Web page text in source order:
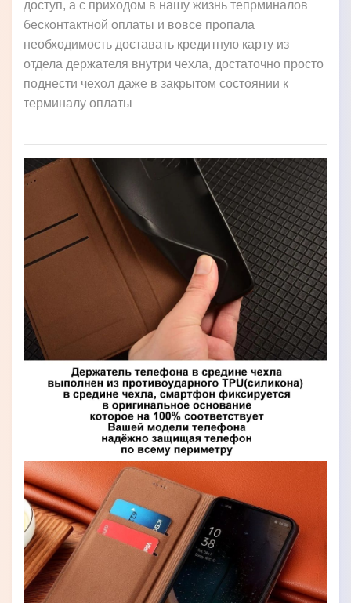
доступ, а с приходом в нашу жизнь тепрминалов
бесконтактной оплаты и вовсе пропала
необходимость доставать кредитную карту из
отдела держателя внутри чехла, достаточно просто
поднести чехол даже в закрытом состоянии к
терминалу оплаты